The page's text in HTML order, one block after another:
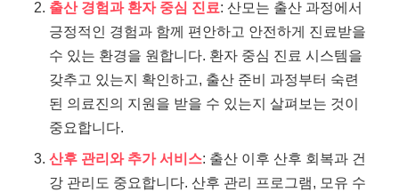
출산 경험과 환자 중심 진료: 산모는 출산 과정에서
긍정적인 경험과 함께 편안하고 안전하게 진료받을
수 있는 환경을 원합니다. 환자 중심 진료 시스템을
갖추고 있는지 확인하고, 출산 준비 과정부터 숙련
된 의료진의 지원을 받을 수 있는지 살펴보는 것이
중요합니다.
산후 관리와 추가 서비스: 출산 이후 산후 회복과 건
강 관리도 중요합니다. 산후 관리 프로그램, 모유 수